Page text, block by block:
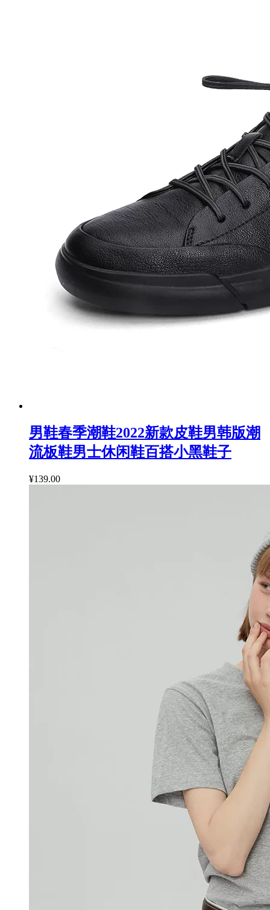
男鞋春季潮鞋2022新款皮鞋男韩版潮
流板鞋男士休闲鞋百搭小黑鞋子
¥139.00